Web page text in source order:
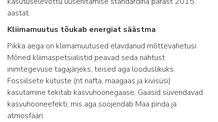
aastat.
Kliimamuutus tõukab energiat säästma
Pikka aega on kliimamuutused elavdanud mõttevahetusi.
Mõned kliimaspetsialistid peavad seda nähtust
inimtegevuse tagajärjeks, teised aga looduslikuks.
Fossiilsete kütuste (nt nafta, maagaas ja kivisüsi)
kasutamine tekitab kasvuhoonegaase. Gaasid süvendavad
kasvuhooneefekti, mis aga soojendab Maa pinda ja
atmosfääri.